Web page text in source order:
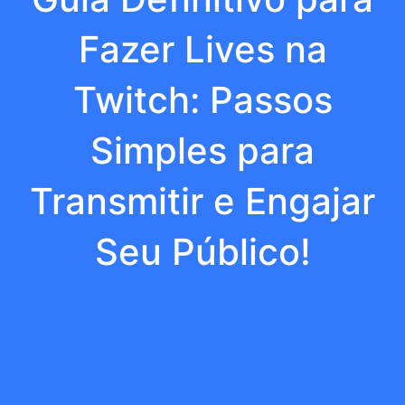
Fazer Lives na
Twitch: Passos
Simples para
Transmitir e Engajar
Seu Público!